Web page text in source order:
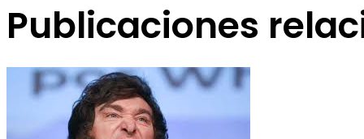
Publicaciones